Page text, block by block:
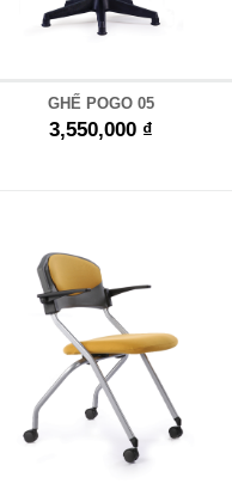
GHẾ POGO 05
3,550,000 ₫